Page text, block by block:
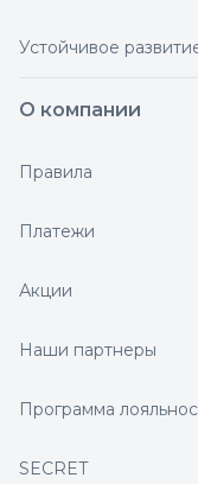
Устойчивое
О компании
Правила
Платежи
Акции
Наши партнеры
Программа
SECRET